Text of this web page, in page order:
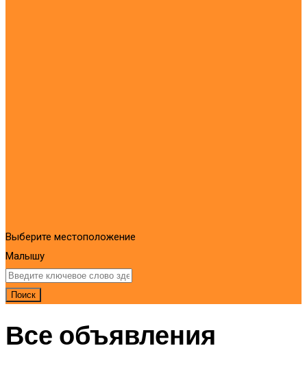
Выберите местоположение
Малышу
Поиск
Все объявления